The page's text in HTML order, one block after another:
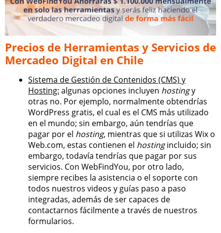
Precios de Herramientas y Servicios de
Mercadeo Digital en Chile
Sistema de Gestión de Contenidos (CMS) y
Hosting: algunas opciones incluyen hostingy
otras no. Por ejemplo, normalmente obtendrías
WordPress gratis, el cual es el CMS más utilizado
en el mundo; sin embargo, aún tendrías que
pagar por el hosting, mientras que si utilizas Wix o
Web.com, estas contienen el hostingincluido; sin
embargo, todavía tendrías que pagar por sus
servicios. Con WebFindYou, por otro lado,
siempre recibes la asistencia o el soporte con
todos nuestros videos y guías paso a paso
integradas, además de ser capaces de
contactarnos fácilmente a través de nuestros
formularios.